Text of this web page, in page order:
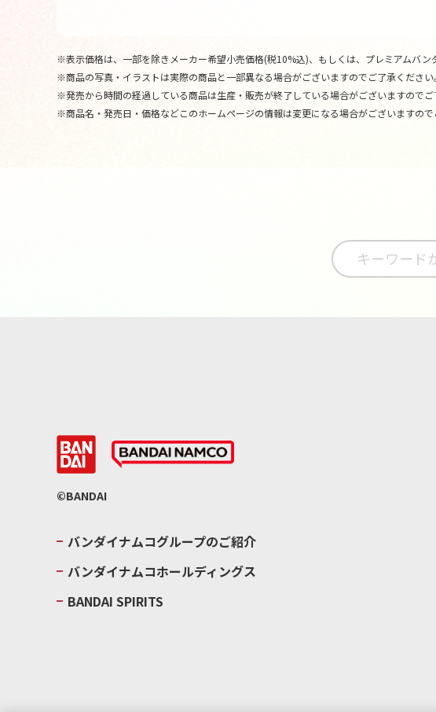
※表示価格は、一部を除きメーカー希望小売価格(税10%込)、もしくは、プレミアムバン
※商品の写真・イラストは実際の商品と一部異なる場合がございますのでご了承ください。
※発売から時間の経過している商品は生産・販売が終了している場合がございますのでご
※商品名・発売日・価格などこのホームページの情報は変更になる場合がございますので
©BANDAI
バンダイナムコグループのご紹介
バンダイナムコホールディングス
BANDAI SPIRITS